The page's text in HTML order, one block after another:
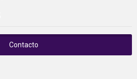
Contacto